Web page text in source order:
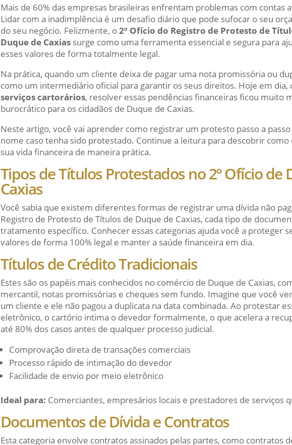
Mais de 60% das empresas brasileiras enfrentam problemas com contas
Lidar com a inadimplência é um desafio diário que pode sufocar o seu
do seu negócio. Felizmente, o2º Ofício do Registro de Protesto de
Duque de Caxiassurge como uma ferramenta essencial e segura para
esses valores de forma totalmente legal.
Na prática, quando um cliente deixa de pagar uma nota promissória ou
como um intermediário oficial para garantir os seus direitos. Hoje em dia,
serviços cartorários, resolver essas pendências financeiras ficou muito
burocrático para os cidadãos de Duque de Caxias.
Neste artigo, você vai aprender como registrar um protesto passo a
nome caso tenha sido protestado. Continue a leitura para descobrir como
sua vida financeira de maneira prática.
Tipos de Títulos Protestados no 2º Ofício de
Caxias
Você sabia que existem diferentes formas de registrar uma dívida não
Registro de Protesto de Títulos de Duque de Caxias, cada tipo de
tratamento específico. Conhecer essas categorias ajuda você a proteger
valores de forma 100% legal e manter a saúde financeira em dia.
Títulos de Crédito Tradicionais
Estes são os papéis mais conhecidos no comércio de Duque de Caxias,
mercantil, notas promissórias e cheques sem fundo. Imagine que você
um cliente e ele não pagou a duplicata na data combinada. Ao protestar
eletrônico, o cartório intima o devedor formalmente, o que acelera a
até 80% dos casos antes de qualquer processo judicial.
Comprovação direta de transações comerciais
Processo rápido de intimação do devedor
Facilidade de envio por meio eletrônico
Ideal para: Comerciantes, empresários locais e prestadores de serviços
Documentos de Dívida e Contratos
Esta categoria envolve contratos assinados pelas partes, como contratos